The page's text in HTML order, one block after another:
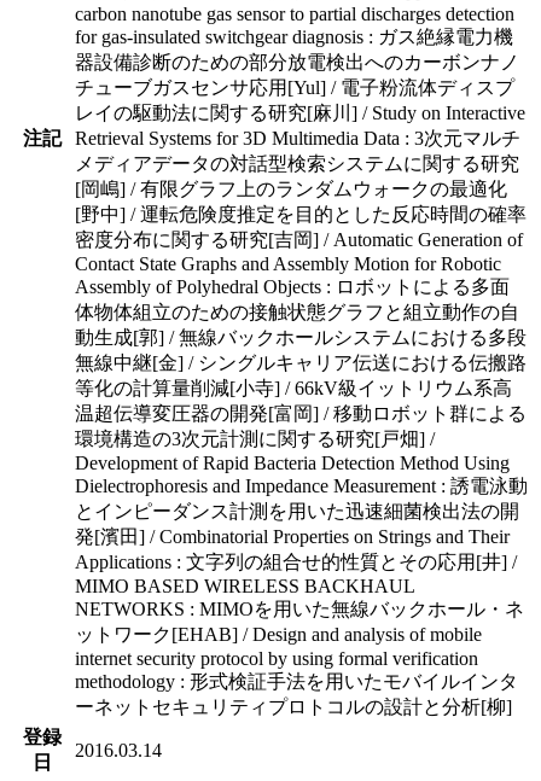
注記
carbon nanotube gas sensor to partial discharges detection
for gas-insulated switchgear diagnosis : ガス絶縁電力機
器設備診断のための部分放電検出へのカーボンナノ
チューブガスセンサ応用[Yul] / 電子粉流体ディスプ
レイの駆動法に関する研究[麻川] / Study on Interactive
Retrieval Systems for 3D Multimedia Data : 3次元マルチ
メディアデータの対話型検索システムに関する研究
[岡嶋] / 有限グラフ上のランダムウォークの最適化
[野中] / 運転危険度推定を目的とした反応時間の確率
密度分布に関する研究[吉岡] / Automatic Generation of
Contact State Graphs and Assembly Motion for Robotic
Assembly of Polyhedral Objects : ロボットによる多面
体物体組立のための接触状態グラフと組立動作の自
動生成[郭] / 無線バックホールシステムにおける多段
無線中継[金] / シングルキャリア伝送における伝搬路
等化の計算量削減[小寺] / 66kV級イットリウム系高
温超伝導変圧器の開発[富岡] / 移動ロボット群による
環境構造の3次元計測に関する研究[戸畑] /
Development of Rapid Bacteria Detection Method Using
Dielectrophoresis and Impedance Measurement : 誘電泳動
とインピーダンス計測を用いた迅速細菌検出法の開
発[濱田] / Combinatorial Properties on Strings and Their
Applications : 文字列の組合せ的性質とその応用[井] /
MIMO BASED WIRELESS BACKHAUL
NETWORKS : MIMOを用いた無線バックホール・ネ
ットワーク[EHAB] / Design and analysis of mobile
internet security protocol by using formal verification
methodology : 形式検証手法を用いたモバイルインタ
ーネットセキュリティプロトコルの設計と分析[柳]
登録
日
2016.03.14